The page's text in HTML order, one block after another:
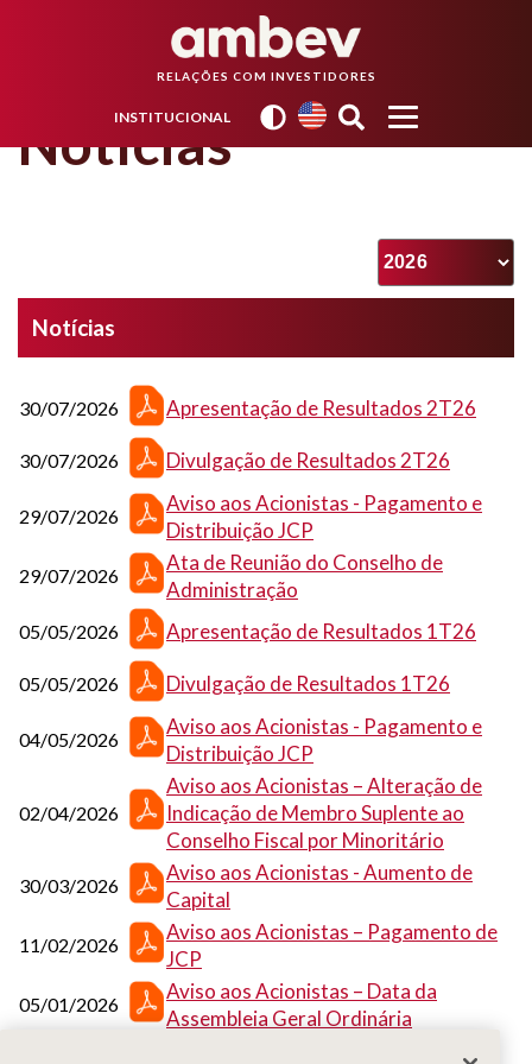
RELAÇÕES COM INVESTIDORES
INSTITUCIONAL
Notícias
Notícias
30/07/2026 Apresentação de Resultados 2T26
30/07/2026 Divulgação de Resultados 2T26
29/07/2026
Aviso aos Acionistas - Pagamento e
Distribuição JCP
29/07/2026
Ata de Reunião do Conselho de
Administração
05/05/2026 Apresentação de Resultados 1T26
05/05/2026 Divulgação de Resultados 1T26
04/05/2026
Aviso aos Acionistas - Pagamento e
Distribuição JCP
02/04/2026
Aviso aos Acionistas – Alteração de
Indicação de Membro Suplente ao
Conselho Fiscal por Minoritário
30/03/2026
Aviso aos Acionistas - Aumento de
Capital
11/02/2026
Aviso aos Acionistas – Pagamento de
JCP
05/01/2026
Aviso aos Acionistas – Data da
Assembleia Geral Ordinária